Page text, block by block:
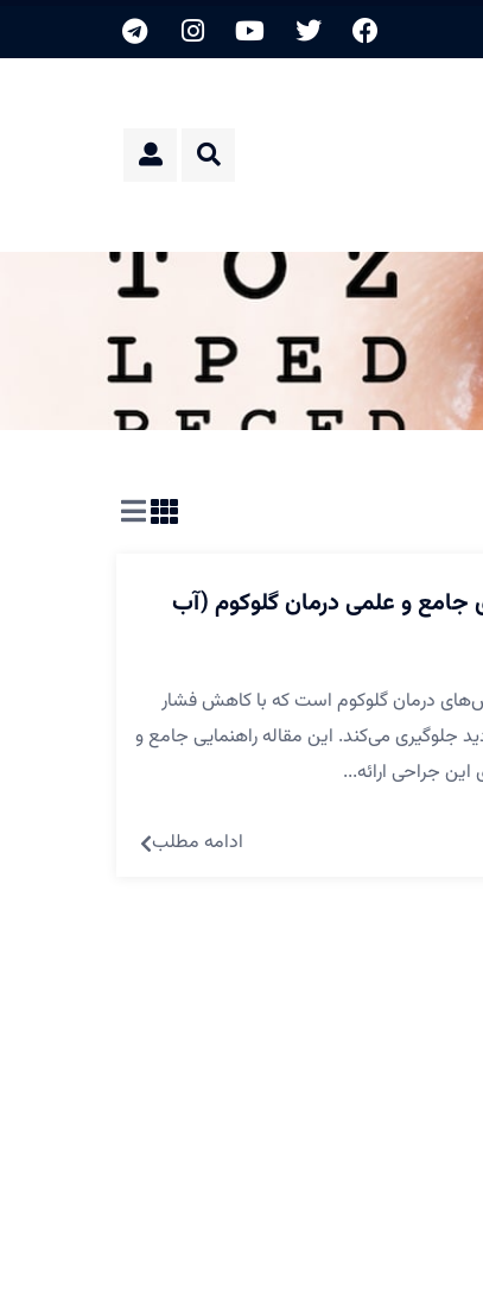
جامع و علمی درمان گلوکوم (آب
درمان گلوکوم است که با کاهش فشار
می‌کند. این مقاله راهنمایی جامع و
این جراحی ارائه...
ادامه مطلب